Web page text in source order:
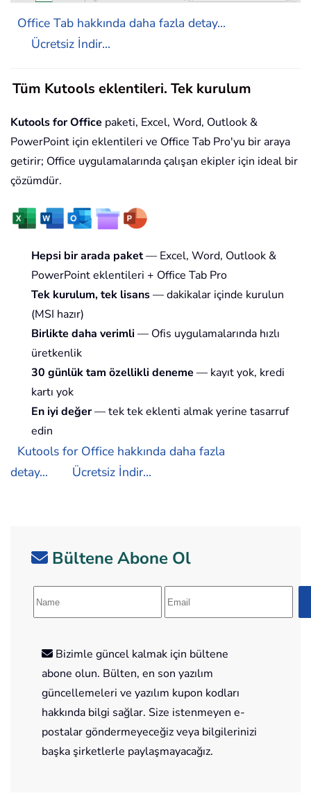
Office Tab hakkında daha fazla detay...
Ücretsiz İndir...
Tüm Kutools eklentileri. Tek kurulum
Kutools for Office paketi, Excel, Word, Outlook &
PowerPoint için eklentileri ve Office Tab Pro'yu bir araya
getirir; Office uygulamalarında çalışan ekipler için ideal bir
çözümdür.
Hepsi bir arada paket— Excel, Word, Outlook &
PowerPoint eklentileri + Office Tab Pro
Tek kurulum, tek lisans— dakikalar içinde kurulun
(MSI hazır)
Birlikte daha verimli — Ofis uygulamalarında hızlı
üretkenlik
30 günlük tam özellikli deneme — kayıt yok, kredi
kartı yok
En iyi değer— tek tek eklenti almak yerine tasarruf
edin
Kutools for Office hakkında daha fazla
detay...
Ücretsiz İndir...
Bültene Abone Ol
Bizimle güncel kalmak için bültene
abone olun. Bülten, en son yazılım
güncellemeleri ve yazılım kupon kodları
hakkında bilgi sağlar. Size istenmeyen e-
postalar göndermeyeceğiz veya bilgilerinizi
başka şirketlerle paylaşmayacağız.